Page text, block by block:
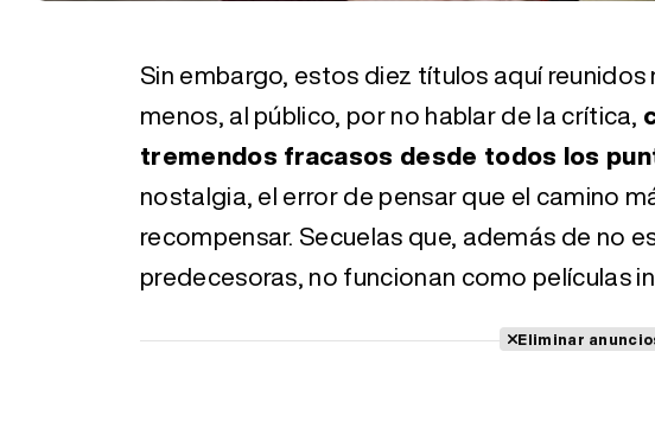
Sin embargo, estos diez títulos aquí
menos, al público, por no hablar de la crítica,
tremendos fracasos desde todos los
nostalgia, el error de pensar que el camino
recompensar. Secuelas que, además de no
predecesoras, no funcionan como películas
Eliminar